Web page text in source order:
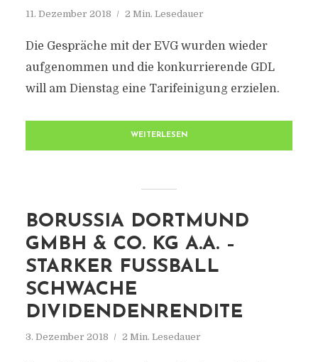
11. Dezember 2018 2 Min. Lesedauer
Die Gespräche mit der EVG wurden wieder
aufgenommen und die konkurrierende GDL
will am Dienstag eine Tarifeinigung erzielen.
WEITERLESEN
BORUSSIA DORTMUND
GMBH & CO. KG A.A. –
STARKER FUSSBALL
SCHWACHE
DIVIDENDENRENDITE
3. Dezember 2018 2 Min. Lesedauer